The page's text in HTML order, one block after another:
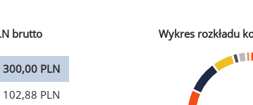
brutto
300,00 PLN
102,88 PLN
Wykres rozkładu